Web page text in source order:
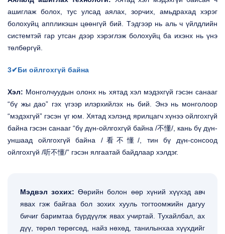
ашиглаж болох, тус улсад аялах, зорчих, амьдрахад хэрэг
болохуйц аппликэшн цөөнгүй бий. Тэдгээр нь аль ч үйлдлийн
системтэй гар утсан дээр хэрэглэж болохуйц ба ихэнх нь үнэ
төлбөргүй.
3✔Би ойлгохгүй байна
Хэл: Монголчуудын олонх нь хятад хэл мэдэхгүй гэсэн санааг
“бү жы дао” гэх үгээр илэрхийлэх нь бий. Энэ нь монголоор
“мэдэхгүй” гэсэн үг юм. Хятад хэлэнд ярилцагч хүнээ ойлгохгүй
байна гэсэн санааг “бү дүн-ойлгохгүй байна /不懂/, кань бү дүн-
уншаад ойлгохгүй байна /看不懂/, тин бү дүн-сонсоод
ойлгохгүй /听不懂/” гэсэн ялгаатай байдлаар хэлдэг.
Мэдвэл зохих: Өөрийн болон өөр хүний хүүхэд авч
явах гэж байгаа бол зохих хууль тогтоомжийн дагуу
бичиг баримтаа бүрдүүлж явах учиртай. Тухайлбал, ах
дүү, төрөл төрөгсөд, найз нөхөд, танилынхаа хүүхдийг